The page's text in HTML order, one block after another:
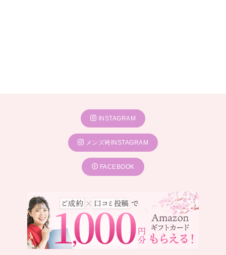
INSTAGRAM
メンズ袴INSTAGRAM
FACEBOOK